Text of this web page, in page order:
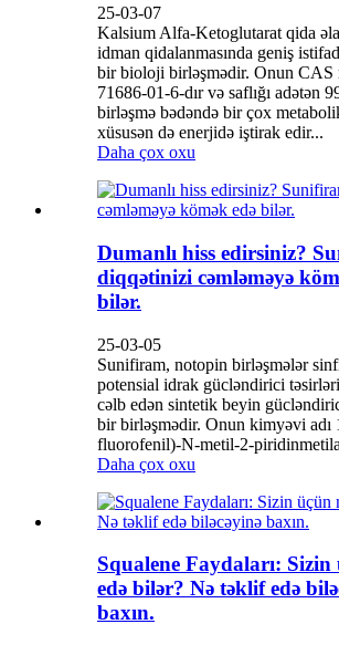
25-03-07
Kalsium Alfa-Ketoglutarat qida
idman qidalanmasında geniş
bir bioloji birləşmədir. Onun CAS
71686-01-6-dır və saflığı adətən
birləşmə bədəndə bir çox
xüsusən də enerjidə iştirak edir...
Daha çox oxu
Dumanlı hiss edirsiniz?
diqqətinizi cəmləməyə
bilər.
25-03-05
Sunifiram, notopin birləşmələr
potensial idrak gücləndirici
cəlb edən sintetik beyin
bir birləşmədir. Onun kimyəvi adı
fluorofenil)-N-metil-2-
Daha çox oxu
Squalene Faydaları: Sizin
edə bilər? Nə təklif edə
baxın.